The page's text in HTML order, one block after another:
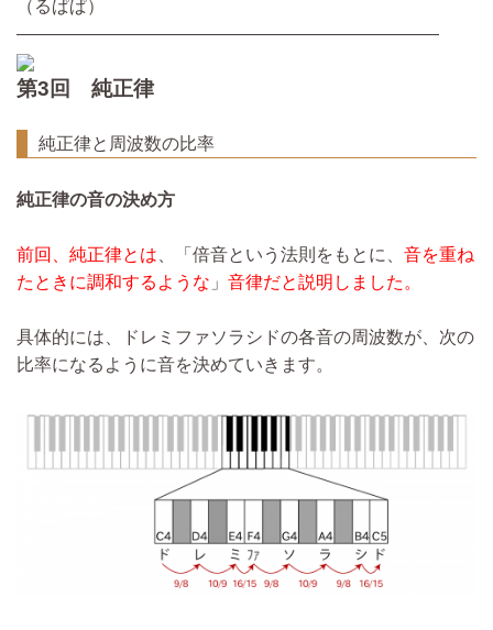
（るぱぱ）
————————————————————————
第3回 純正律
純正律と周波数の比率
純正律の音の決め方
前回、純正律とは 、「倍音という法則をもとに、 音を重ね
たときに調和するような 」 音律だと説明しました。
具体的には、ドレミファソラシドの各音の周波数が、次の
比率になるように音を決めていきます。